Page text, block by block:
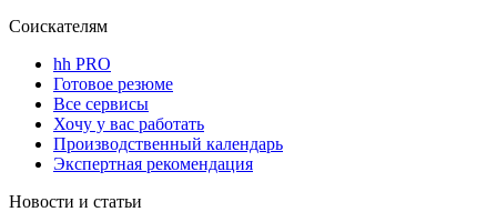
Соискателям
hh PRO
Готовое резюме
Все сервисы
Хочу у вас работать
Производственный календарь
Экспертная рекомендация
Новости и статьи